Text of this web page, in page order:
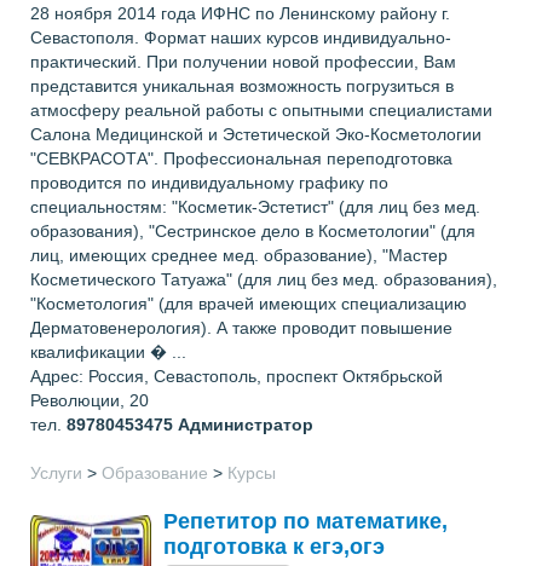
28 ноября 2014 года ИФНС по Ленинскому району г.
Севастополя. Формат наших курсов индивидуально-
практический. При получении новой профессии, Вам
представится уникальная возможность погрузиться в
атмосферу реальной работы с опытными специалистами
Салона Медицинской и Эстетической Эко-Косметологии
"СЕВКРАСОТА". Профессиональная переподготовка
проводится по индивидуальному графику по
специальностям: "Косметик-Эстетист" (для лиц без мед.
образования), "Сестринское дело в Косметологии" (для
лиц, имеющих среднее мед. образование), "Мастер
Косметического Татуажа" (для лиц без мед. образования),
"Косметология" (для врачей имеющих специализацию
Дерматовенерология). А также проводит повышение
квалификации � ...
Адрес: Россия, Севастополь, проспект Октябрьской
Революции, 20
тел. 89780453475 Администратор
Услуги > Образование > Курсы
Репетитор по математике,
подготовка к егэ,огэ